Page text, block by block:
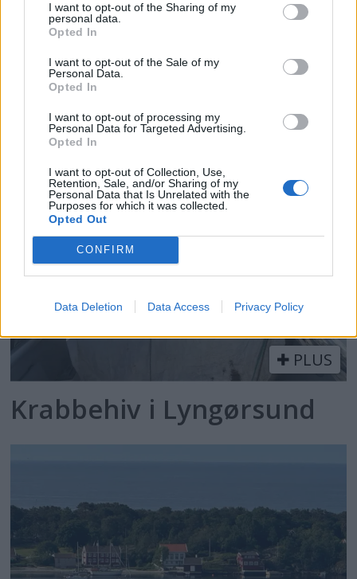
I want to opt-out of the Sharing of my
personal data.
Opted In
I want to opt-out of the Sale of my
Personal Data.
Opted In
I want to opt-out of processing my
Personal Data for Targeted Advertising.
Opted In
I want to opt-out of Collection, Use,
Retention, Sale, and/or Sharing of my
Personal Data that Is Unrelated with the
Purposes for which it was collected.
Opted Out
CONFIRM
Data Deletion Data Access Privacy Policy
Hva seilmakeren fortalte
PLUS
Krabbehiv i Lyngørsund